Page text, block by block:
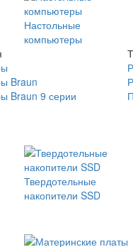
Настольные
компьютеры
Braun
Braun 9 серии
Твердотельные
накопители SSD